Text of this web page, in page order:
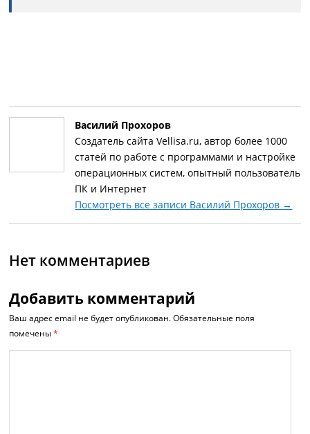
Василий Прохоров
Создатель сайта Vellisa.ru, автор более 1000
статей по работе с программами и настройке
операционных систем, опытный пользователь
ПК и Интернет
Посмотреть все записи Василий Прохоров →
Нет комментариев
Добавить комментарий
Ваш адрес email не будет опубликован. Обязательные поля
помечены*